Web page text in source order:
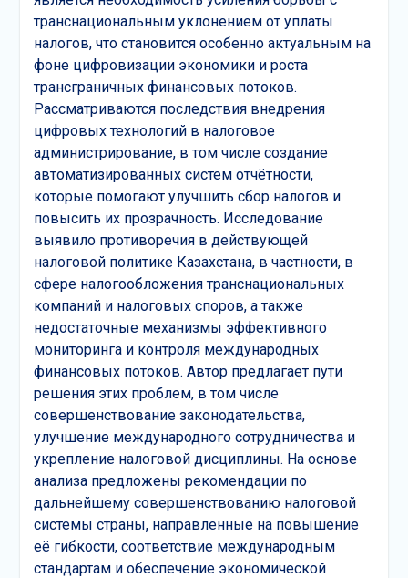
транснациональным уклонением от уплаты
налогов, что становится особенно актуальным на
фоне цифровизации экономики и роста
трансграничных финансовых потоков.
Рассматриваются последствия внедрения
цифровых технологий в налоговое
администрирование, в том числе создание
автоматизированных систем отчётности,
которые помогают улучшить сбор налогов и
повысить их прозрачность. Исследование
выявило противоречия в действующей
налоговой политике Казахстана, в частности, в
сфере налогообложения транснациональных
компаний и налоговых споров, а также
недостаточные механизмы эффективного
мониторинга и контроля международных
финансовых потоков. Автор предлагает пути
решения этих проблем, в том числе
совершенствование законодательства,
улучшение международного сотрудничества и
укрепление налоговой дисциплины. На основе
анализа предложены рекомендации по
дальнейшему совершенствованию налоговой
системы страны, направленные на повышение
её гибкости, соответствие международным
стандартам и обеспечение экономической